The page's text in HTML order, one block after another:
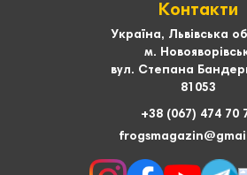
Контакти
Україна, Львівська
м.
вул. Степана
81053
+38 (067) 474 70